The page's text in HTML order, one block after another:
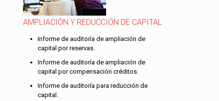
AMPLIACIÓN Y REDUCCIÓN DE CAPITAL
Informe de auditoría de ampliación de
capital por reservas.
Informe de auditoría de ampliación de
capital por compensación créditos.
Informe de auditoría para reducción de
capital.